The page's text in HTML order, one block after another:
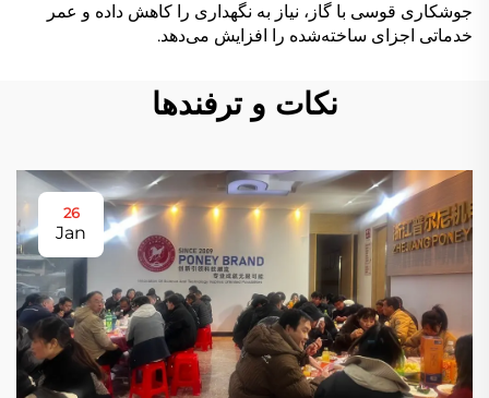
جوشکاری قوسی با گاز، نیاز به نگهداری را کاهش داده و عمر
خدماتی اجزای ساخته‌شده را افزایش می‌دهد.
نکات و ترفندها
26
Jan